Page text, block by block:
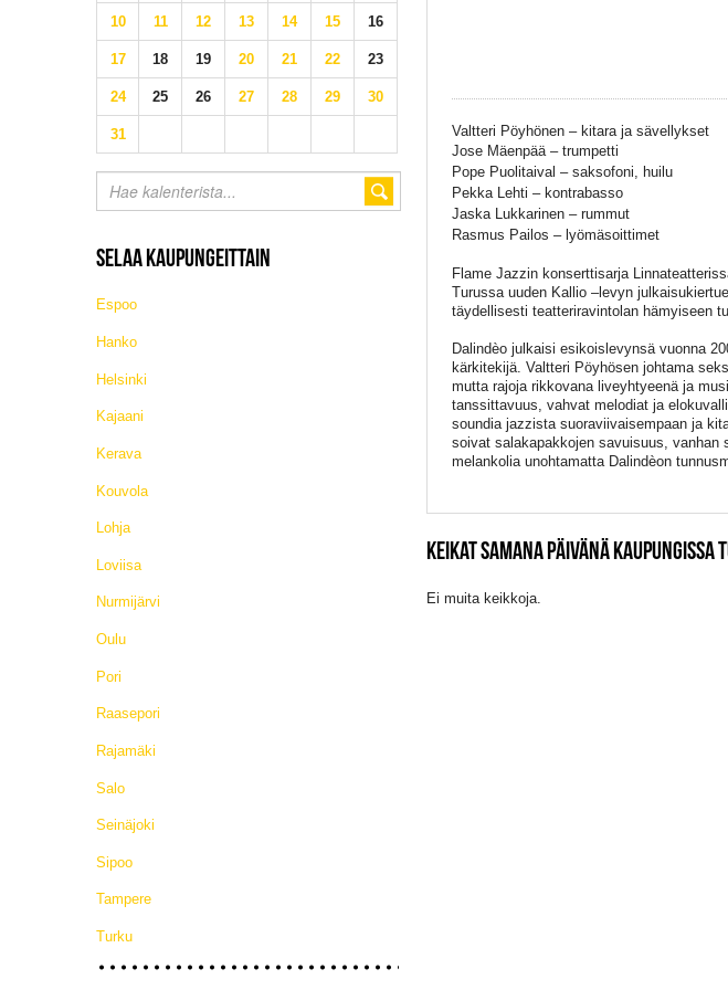
Valtteri Pöyhönen – kitara ja sävellykset
Jose Mäenpää – trumpetti
Pope Puolitaival – saksofoni, huilu
Pekka Lehti – kontrabasso
Jaska Lukkarinen – rummut
Rasmus Pailos – lyömäsoittimet
Flame Jazzin konserttisarja
Turussa uuden Kallio –levyn
täydellisesti teatteriravintolan hämyiseen
Dalindèo julkaisi esikoislevynsä vuonna
kärkitekijä. Valtteri Pöyhösen johtama
mutta rajoja rikkovana liveyhtyeenä ja
tanssittavuus, vahvat melodiat ja
soundia jazzista suoraviivaisempaan ja
soivat salakapakkojen savuisuus, vanhan
melankolia unohtamatta Dalindèon
KEIKAT SAMANA PÄIVÄNÄ KAUPUNGISSA
Ei muita keikkoja.
10 11 12 13 14 15 16
17 18 19 20 21 22 23
24 25 26 27 28 29 30
31
SELAA KAUPUNGEITTAIN
Espoo
Hanko
Helsinki
Kajaani
Kerava
Kouvola
Lohja
Loviisa
Nurmijärvi
Oulu
Pori
Raasepori
Rajamäki
Salo
Seinäjoki
Sipoo
Tampere
Turku